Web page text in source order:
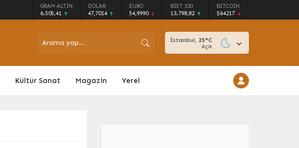
GRAM ALTIN
6.505,41
DOLAR
47,7014
EURO
54,9990
BIST 100
13.798,82
BITCOIN
$64217
İstanbul, 25°C
Açık
Kültür Sanat Magazin Yerel